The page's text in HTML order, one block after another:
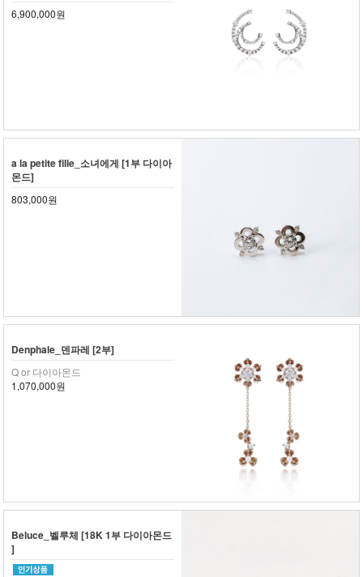
6,900,000원
a la petite fille_소녀에게 [1부 다이아
몬드]
803,000원
Denphale_덴파레 [2부]
Q or 다이아몬드
1,070,000원
Beluce_벨루체 [18K 1부 다이아몬드
]